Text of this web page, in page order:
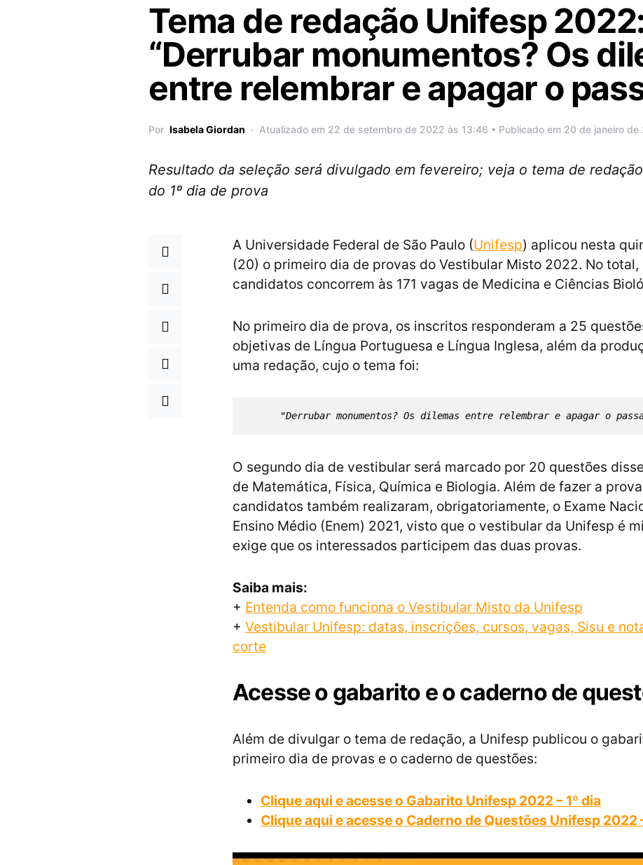
Tema de redação Unifesp
“Derrubar monumentos? Os
entre relembrar e apagar o
Por Isabela Giordan Atualizado em 22 de setembro de 2022 às 13:46 • Publicado em 20 de janeiro de
Resultado da seleção será divulgado em fevereiro; veja o tema de
do 1º dia de prova
A Universidade Federal de São Paulo (Unifesp) aplicou nesta
(20) o primeiro dia de provas do Vestibular Misto 2022. No total,
candidatos concorrem às 171 vagas de Medicina e Ciências
No primeiro dia de prova, os inscritos responderam a 25
objetivas de Língua Portuguesa e Língua Inglesa, além da
uma redação, cujo o tema foi:
"Derrubar monumentos? Os dilemas entre relembrar e apagar o
O segundo dia de vestibular será marcado por 20 questões
de Matemática, Física, Química e Biologia. Além de fazer a
candidatos também realizaram, obrigatoriamente, o Exame
Ensino Médio (Enem) 2021, visto que o vestibular da Unifesp é
exige que os interessados participem das duas provas.
Saiba mais:
+ Entenda como funciona o Vestibular Misto da Unifesp
+ Vestibular Unifesp: datas, inscrições, cursos, vagas, Sisu e
corte
Acesse o gabarito e o caderno de
Além de divulgar o tema de redação, a Unifesp publicou o
primeiro dia de provas e o caderno de questões:
Clique aqui e acesse o Gabarito Unifesp 2022 – 1º dia
Clique aqui e acesse o Caderno de Questões Unifesp 2022